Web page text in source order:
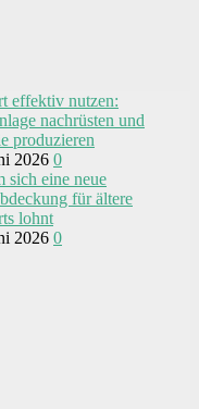
effektiv nutzen:
nachrüsten und
produzieren
2026 0
sich eine neue
für ältere
lohnt
2026 0